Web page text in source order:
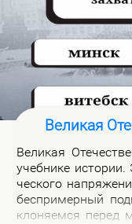
Великая
Ве­ли­кая
учеб­ни­ке
че­ско­го
бес­при­мер­ный
кло­ня­ем­ся пе­ред